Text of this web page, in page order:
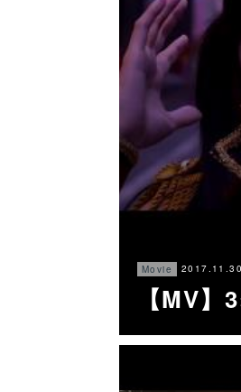
Movie
【MV